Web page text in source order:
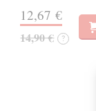
12,67 €
14,90 € ?